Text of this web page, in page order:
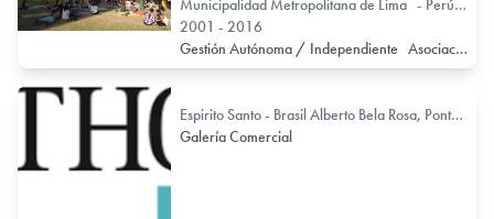
Municipalidad Metropolitana de Lima - Perú Calle 2 de Mayo 253 Barranco
2001 - 2016
Gestión Autónoma / Independiente Asociación
Espirito Santo - Brasil Alberto Bela Rosa, Pontal de Camburi 70
Galería Comercial